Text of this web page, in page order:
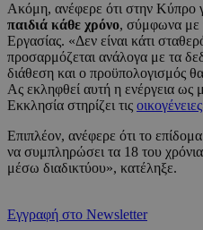
Ακόμη, ανέφερε ότι στην Κύπρο
παιδιά κάθε χρόνο, σύμφωνα με
Εργασίας. «Δεν είναι κάτι
προσαρμόζεται ανάλογα με τα
διάθεση και ο προϋπολογισμός
Ας εκληφθεί αυτή η ενέργεια ως
Εκκλησία στηρίζει τις
Επιπλέον, ανέφερε ότι το
να συμπληρώσει τα 18 του
μέσω διαδικτύου», κατέληξε.
Εγγραφή στο Newsletter